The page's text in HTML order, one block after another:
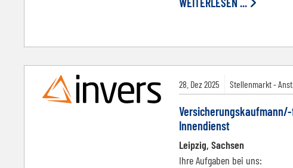
28. Dez2025 Stellenmarkt -
Innendienst
Leipzig, Sachsen
Ihre Aufgaben bei uns: